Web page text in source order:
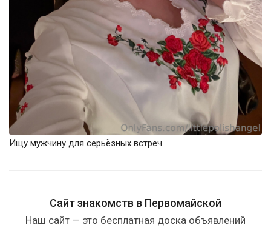
Ищу мужчину для серьёзных встреч
Сайт знакомств в Первомайской
Наш сайт — это бесплатная доска объявлений